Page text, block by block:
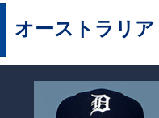
オーストラリア